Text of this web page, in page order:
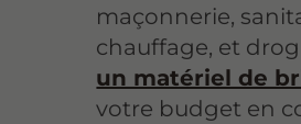
maçonnerie,
chauffage, et
un matériel de
votre budget en